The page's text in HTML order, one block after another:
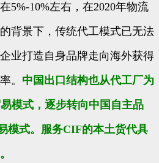
5%-10%左右，在2020年物流
背景下，传统代工模式已无法
业打造自身品牌走向海外获得
。 中国出口结构也从代工厂为
模式，逐步转向中国自主品
模式。服务CIF的本土货代具